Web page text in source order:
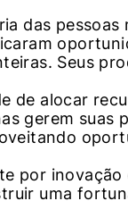
das
Seus
de alocar
gerem suas
por
uma